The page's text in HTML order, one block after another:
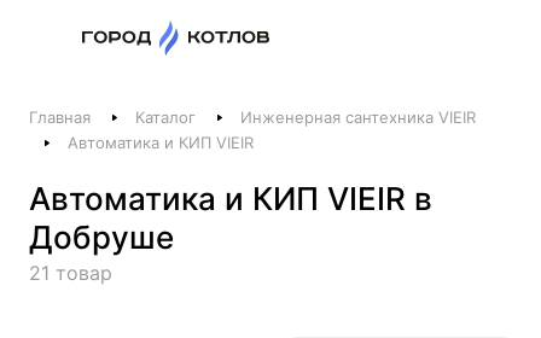
Телефоны
+375 44 511-06-41
+375 29 237-06-41
Котлы и отопление
+375 44 521-06-41
Главная Каталог
Инженерная сантехника VIEIR
Автоматика и КИП VIEIR
Автоматика и КИП VIEIR в
Добруше
21 товар